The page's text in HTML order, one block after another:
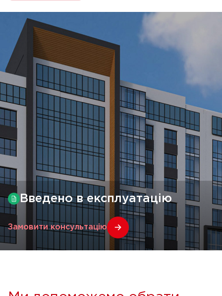
Введено в експлуатацію
Замовити консультацію